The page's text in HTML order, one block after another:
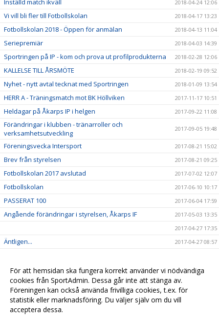
Inställd match ikväll 2018-04-24 12:06
Vi vill bli fler till Fotbollskolan 2018-04-17 13:23
Fotbollskolan 2018 - Öppen för anmälan 2018-04-13 11:04
Seriepremiär 2018-04-03 14:39
Sportringen på IP - kom och prova ut profilprodukterna 2018-02-28 12:06
KALLELSE TILL ÅRSMÖTE 2018-02-19 09:52
Nyhet - nytt avtal tecknat med Sportringen 2018-01-09 13:54
HERR A - Träningsmatch mot BK Höllviken 2017-11-17 10:51
Heldagar på Åkarps IP i helgen 2017-09-22 11:08
Förändringar i klubben - tränarroller och
verksamhetsutveckling
2017-09-05 19:48
Föreningsvecka Intersport 2017-08-21 15:02
Brev från styrelsen 2017-08-21 09:25
Fotbollskolan 2017 avslutad 2017-07-02 12:07
Fotbollskolan 2017-06-10 10:17
PASSERAT 100 2017-06-04 17:59
Angående förändringar i styrelsen, Åkarps IF
2017-05-03 13:35
2017-04-27 17:35
Äntligen... 2017-04-27 08:57
Nyheter i profilsortimentet 2017-02-03 08:10
Utbildning genomförd 2016-12-12 20:40
För att hemsidan ska fungera korrekt använder vi nödvändiga
cookies från SportAdmin. Dessa går inte att stänga av.
Föreningen kan också använda frivilliga cookies, t.ex. för
statistik eller marknadsföring. Du väljer själv om du vill
acceptera dessa.